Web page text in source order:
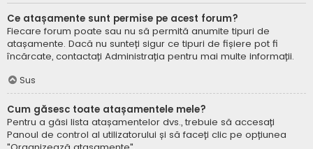
Ce atașamente sunt permise pe acest forum?
Fiecare forum poate sau nu să permită anumite tipuri de
atașamente. Dacă nu sunteți sigur ce tipuri de fișiere pot fi
încărcate, contactați Administrația pentru mai multe informații.
Sus
Cum găsesc toate atașamentele mele?
Pentru a găsi lista atașamentelor dvs., trebuie să accesați
Panoul de control al utilizatorului și să faceți clic pe opțiunea